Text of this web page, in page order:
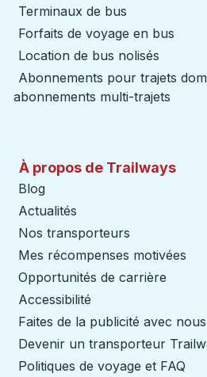
Terminaux de bus
Forfaits de voyage en bus
Location de bus nolisés
Abonnements pour trajets
abonnements multi-trajets
À propos de Trailways
Blog
Actualités
Nos transporteurs
Mes récompenses motivées
Opportunités de carrière
Accessibilité
Faites de la publicité avec nous
Devenir un transporteur
Politiques de voyage et FAQ